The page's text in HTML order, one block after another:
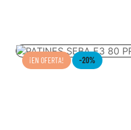
¡EN OFERTA! -20%